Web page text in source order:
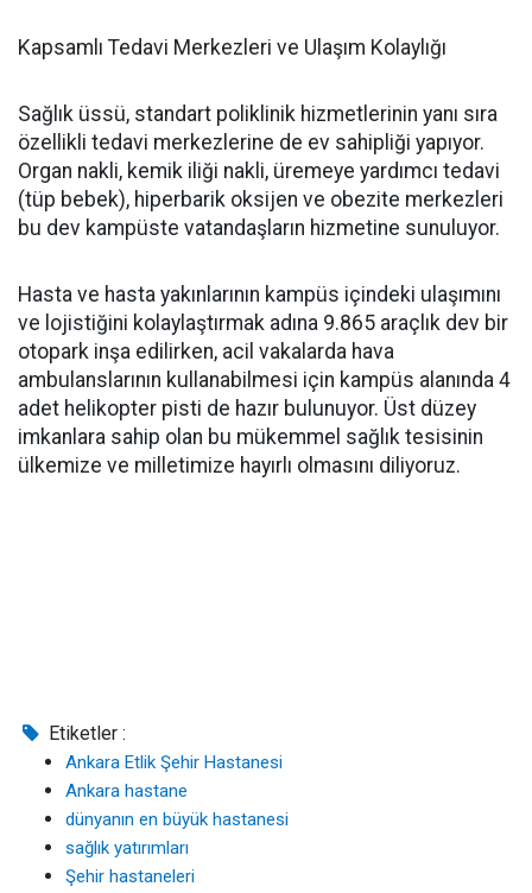
Kapsamlı Tedavi Merkezleri ve Ulaşım Kolaylığı
Sağlık üssü, standart poliklinik hizmetlerinin yanı sıra
özellikli tedavi merkezlerine de ev sahipliği yapıyor.
Organ nakli, kemik iliği nakli, üremeye yardımcı tedavi
(tüp bebek), hiperbarik oksijen ve obezite merkezleri
bu dev kampüste vatandaşların hizmetine sunuluyor.
Hasta ve hasta yakınlarının kampüs içindeki ulaşımını
ve lojistiğini kolaylaştırmak adına 9.865 araçlık dev bir
otopark inşa edilirken, acil vakalarda hava
ambulanslarının kullanabilmesi için kampüs alanında 4
adet helikopter pisti de hazır bulunuyor. Üst düzey
imkanlara sahip olan bu mükemmel sağlık tesisinin
ülkemize ve milletimize hayırlı olmasını diliyoruz.
Etiketler :
Ankara Etlik Şehir Hastanesi
Ankara hastane
dünyanın en büyük hastanesi
sağlık yatırımları
Şehir hastaneleri